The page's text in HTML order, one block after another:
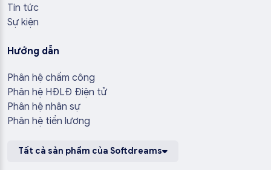
Tin tức
Sự kiện
Hướng dẫn
Phân hệ chấm công
Phân hệ HĐLĐ Điện tử
Phân hệ nhân sự
Phân hệ tiền lương
Tất cả sản phẩm của Softdreams